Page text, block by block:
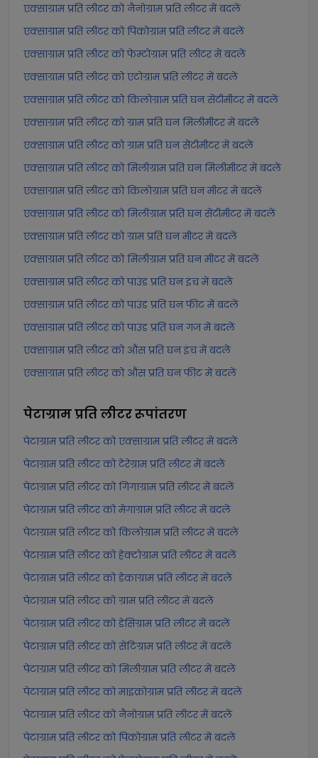
एक्साग्राम प्रति लीटर को नैनोग्राम प्रति लीटर में बदलें
एक्साग्राम प्रति लीटर को पिकोग्राम प्रति लीटर में बदलें
एक्साग्राम प्रति लीटर को फेम्टोग्राम प्रति लीटर में बदलें
एक्साग्राम प्रति लीटर को एटोग्राम प्रति लीटर में बदलें
एक्साग्राम प्रति लीटर को किलोग्राम प्रति घन सेंटीमीटर में बदलें
एक्साग्राम प्रति लीटर को ग्राम प्रति घन मिलीमीटर में बदलें
एक्साग्राम प्रति लीटर को ग्राम प्रति घन सेंटीमीटर में बदलें
एक्साग्राम प्रति लीटर को मिलीग्राम प्रति घन मिलीमीटर में बदलें
एक्साग्राम प्रति लीटर को किलोग्राम प्रति घन मीटर में बदलें
एक्साग्राम प्रति लीटर को मिलीग्राम प्रति घन सेंटीमीटर में बदलें
एक्साग्राम प्रति लीटर को ग्राम प्रति घन मीटर में बदलें
एक्साग्राम प्रति लीटर को मिलीग्राम प्रति घन मीटर में बदलें
एक्साग्राम प्रति लीटर को पाउंड प्रति घन इंच में बदलें
एक्साग्राम प्रति लीटर को पाउंड प्रति घन फीट में बदलें
एक्साग्राम प्रति लीटर को पाउंड प्रति घन गज में बदलें
एक्साग्राम प्रति लीटर को औंस प्रति घन इंच में बदलें
एक्साग्राम प्रति लीटर को औंस प्रति घन फीट में बदलें
पेटाग्राम प्रति लीटररूपांतरण
पेटाग्राम प्रति लीटर को एक्साग्राम प्रति लीटर में बदलें
पेटाग्राम प्रति लीटर को टेरेग्राम प्रति लीटर में बदलें
पेटाग्राम प्रति लीटर को गिगाग्राम प्रति लीटर में बदलें
पेटाग्राम प्रति लीटर को मेगाग्राम प्रति लीटर में बदलें
पेटाग्राम प्रति लीटर को किलोग्राम प्रति लीटर में बदलें
पेटाग्राम प्रति लीटर को हेक्टोग्राम प्रति लीटर में बदलें
पेटाग्राम प्रति लीटर को डेकाग्राम प्रति लीटर में बदलें
पेटाग्राम प्रति लीटर को ग्राम प्रति लीटर में बदलें
पेटाग्राम प्रति लीटर को डेसिग्राम प्रति लीटर में बदलें
पेटाग्राम प्रति लीटर को सेंटिग्राम प्रति लीटर में बदलें
पेटाग्राम प्रति लीटर को मिलीग्राम प्रति लीटर में बदलें
पेटाग्राम प्रति लीटर को माइक्रोग्राम प्रति लीटर में बदलें
पेटाग्राम प्रति लीटर को नैनोग्राम प्रति लीटर में बदलें
पेटाग्राम प्रति लीटर को पिकोग्राम प्रति लीटर में बदलें